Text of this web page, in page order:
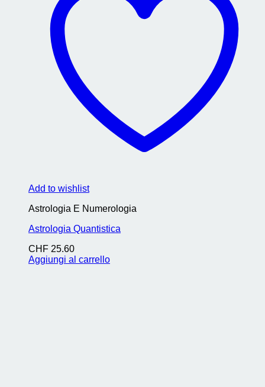
Add to wishlist
Astrologia E Numerologia
Astrologia Quantistica
CHF 25.60
Aggiungi al carrello